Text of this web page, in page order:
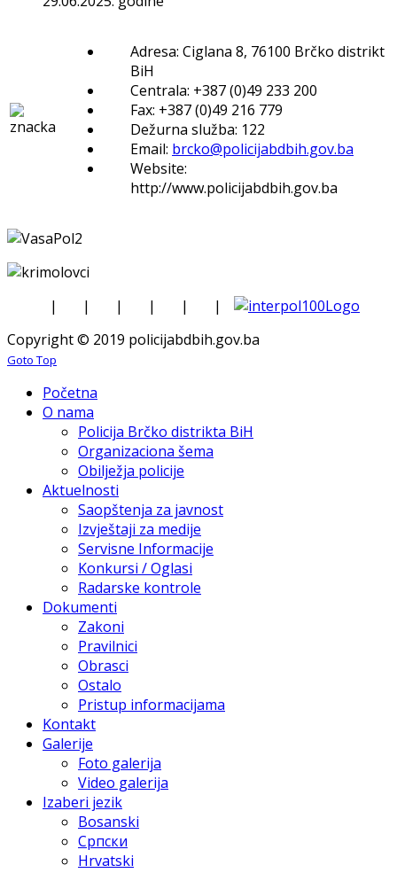
Adresa: Ciglana 8, 76100 Brčko distrikt
BiH
Centrala: +387 (0)49 233 200
Fax: +387 (0)49 216 779
Dežurna služba: 122
Email: brcko@policijabdbih.gov.ba
Website:
http://www.policijabdbih.gov.ba
| | | | |
|
Copyright © 2019 policijabdbih.gov.ba
Goto Top
Početna
O nama
Policija Brčko distrikta BiH
Organizaciona šema
Obilježja policije
Aktuelnosti
Saopštenja za javnost
Izvještaji za medije
Servisne Informacije
Konkursi / Oglasi
Radarske kontrole
Dokumenti
Zakoni
Pravilnici
Obrasci
Ostalo
Pristup informacijama
Kontakt
Galerije
Foto galerija
Video galerija
Izaberi jezik
Bosanski
Српски
Hrvatski